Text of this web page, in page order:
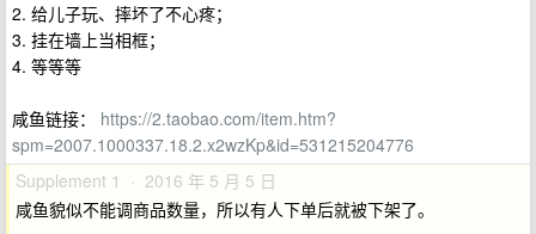
2. 给儿子玩、摔坏了不心疼；
3. 挂在墙上当相框；
4. 等等等
咸鱼链接： https://2.taobao.com/item.htm?
spm=2007.1000337.18.2.x2wzKp&id=531215204776
Supplement 1 · 2016 年 5 月 5 日
咸鱼貌似不能调商品数量，所以有人下单后就被下架了。